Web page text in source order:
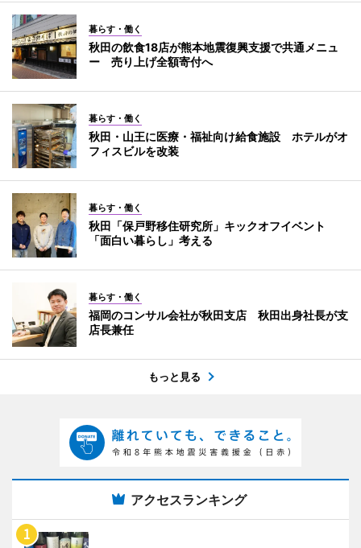
暮らす・働く
秋田の飲食18店が熊本地震復興支援で共通メニュ
ー 売り上げ全額寄付へ
暮らす・働く
秋田・山王に医療・福祉向け給食施設 ホテルがオ
フィスビルを改装
暮らす・働く
秋田「保戸野移住研究所」キックオフイベント
「面白い暮らし」考える
暮らす・働く
福岡のコンサル会社が秋田支店 秋田出身社長が支
店長兼任
もっと見る
アクセスランキング